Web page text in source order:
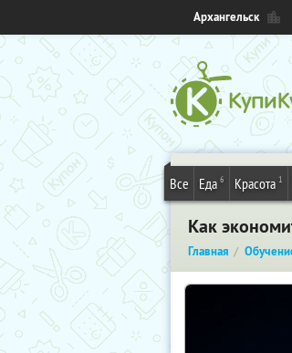
Архангельск
Все Еда 6 Красота 1
Как
Главная